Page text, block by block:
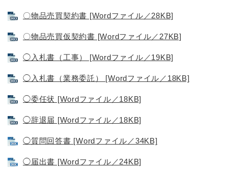
〇物品売買契約書 [Wordファイル／28KB]
〇物品売買仮契約書 [Wordファイル／27KB]
◯入札書（工事） [Wordファイル／19KB]
◯入札書（業務委託） [Wordファイル／18KB]
◯委任状 [Wordファイル／18KB]
◯辞退届 [Wordファイル／18KB]
◯質問回答書 [Wordファイル／34KB]
◯届出書 [Wordファイル／24KB]